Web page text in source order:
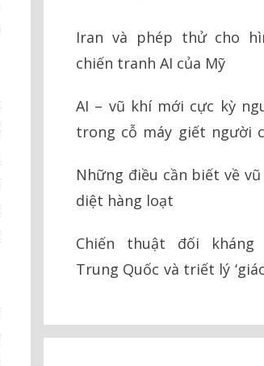
Iran và phép thử cho
chiến tranh AI của Mỹ
AI – vũ khí mới cực kỳ
trong cỗ máy giết người
Những điều cần biết về
diệt hàng loạt
Chiến thuật đối kháng
Trung Quốc và triết lý